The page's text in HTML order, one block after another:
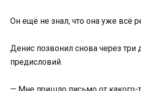
Он ещё не знал, что она уже всё
Денис позвонил снова через три
предисловий.